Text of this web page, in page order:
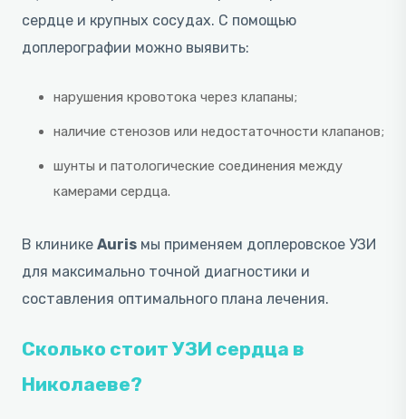
сердце и крупных сосудах. С помощью
доплерографии можно выявить:
нарушения кровотока через клапаны;
наличие стенозов или недостаточности клапанов;
шунты и патологические соединения между
камерами сердца.
В клинике Auris мы применяем доплеровское УЗИ
для максимально точной диагностики и
составления оптимального плана лечения.
Сколько стоит УЗИ сердца в
Николаеве?